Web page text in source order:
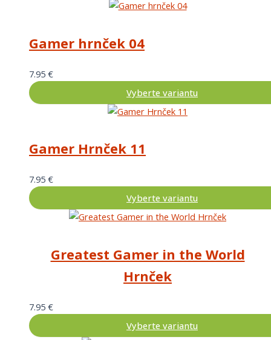
Gamer hrnček 04
7.95 €
Vyberte variantu
Gamer Hrnček 11
7.95 €
Vyberte variantu
Greatest Gamer in the World
Hrnček
7.95 €
Vyberte variantu